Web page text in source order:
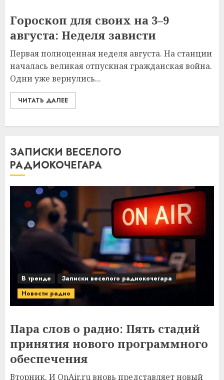
Гороскоп для своих на 3–9
августа: Неделя зависти
Первая полноценная неделя августа. На станции
началась великая отпускная гражданская война.
Одни уже вернулись...
ЧИТАТЬ ДАЛЕЕ
ЗАПИСКИ ВЕСЕЛОГО
РАДИОКОЧЕГАРА
В тренде
Записки веселого радиокочегара
Новости радио
Пара слов о радио: Пять стадий
принятия нового программного
обеспечения
Вторник. И OnAir.ru вновь представляет новый